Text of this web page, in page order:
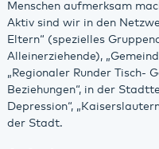
Menschen aufmerksam
Aktiv sind wir in den
Eltern“ (spezielles
Alleinerziehende),
„Regionaler Runder Tisch-
Beziehungen“, in der
Depression“,
der Stadt.